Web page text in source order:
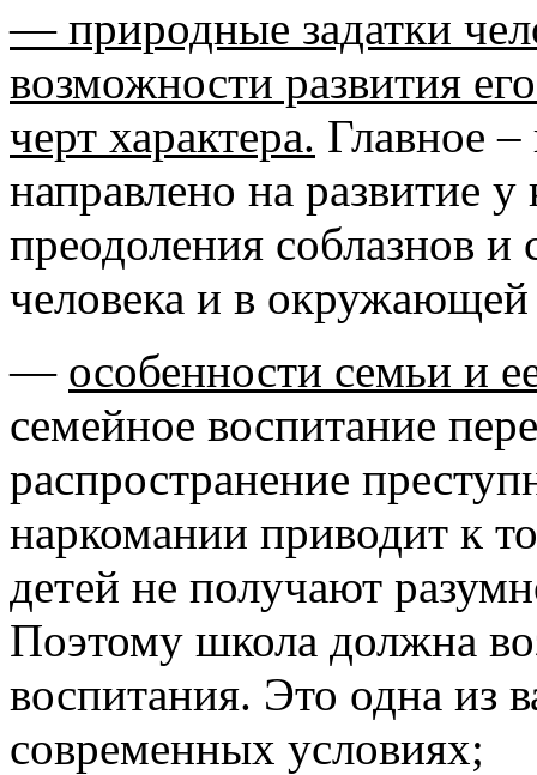
— природные задатки
возможности развития
черт характера. Главное
направлено на развитие
преодоления соблазнов и
человека и в окружающей
— особенности семьи и
семейное воспитание
распространение
наркомании приводит к
детей не получают
Поэтому школа должна
воспитания. Это одна из
современных условиях;